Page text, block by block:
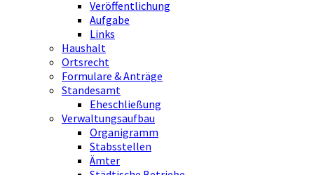
Veröffentlichung
Aufgabe
Links
Haushalt
Ortsrecht
Formulare & Anträge
Standesamt
Eheschließung
Verwaltungsaufbau
Organigramm
Stabsstellen
Ämter